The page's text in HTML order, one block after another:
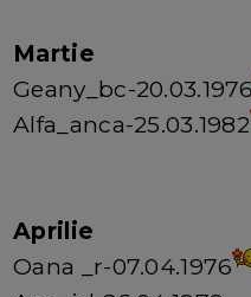
Martie
Geany_bc-20.03.1976
Alfa_anca-25.03.1982
Aprilie
Oana _r-07.04.1976